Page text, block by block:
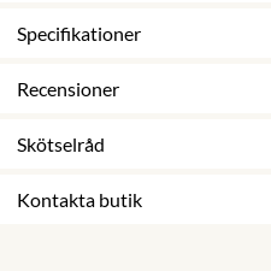
Specifikationer
Recensioner
Skötselråd
Kontakta butik